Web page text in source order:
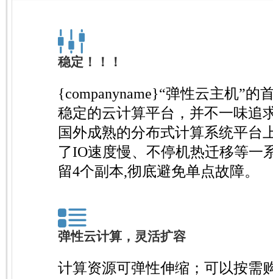
稳定！！！
{companyname}“弹性云主机”的
稳定的云计算平台，并不一味追
国外成熟的分布式计算系统平台
了IO速度慢、不停机热迁移等一
留4个副本,彻底避免单点故障。
弹性云计算，灵活扩容
计算资源可弹性伸缩；可以按需